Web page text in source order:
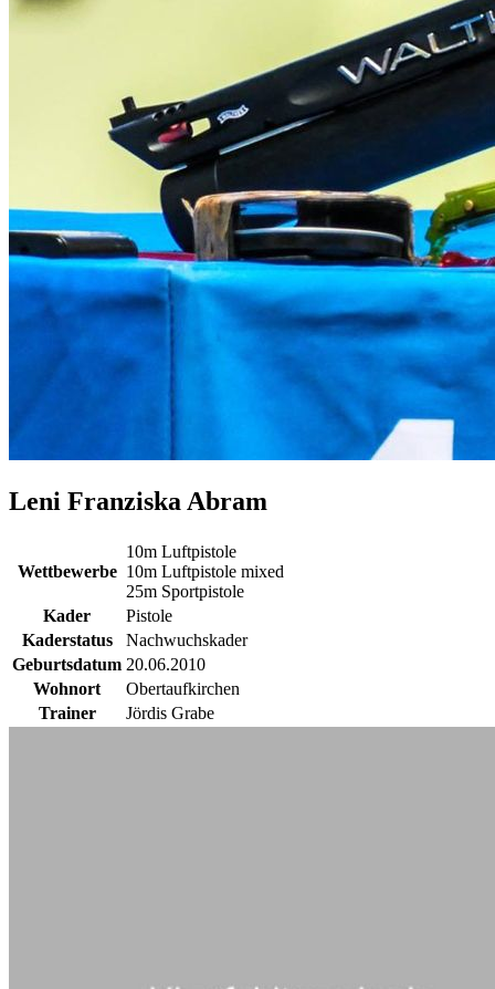
Leni Franziska Abram
Wettbewerbe
10m Luftpistole
10m Luftpistole mixed
25m Sportpistole
Kader
Pistole
Kaderstatus
Nachwuchskader
Geburtsdatum 20.06.2010
Wohnort
Obertaufkirchen
Trainer
Jördis Grabe